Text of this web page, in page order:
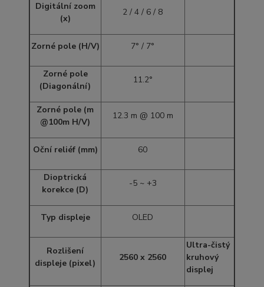
Digitální zoom
(x)
2 / 4 / 6 / 8
Zorné pole (H/V) 7° / 7°
Zorné pole
(Diagonální)
11.2°
Zorné pole (m
@100m H/V)
12.3 m @ 100 m
Oční reliéf (mm) 60
Dioptrická
korekce (D)
-5 ~ +3
Typ displeje OLED
Rozlišení
displeje (pixel)
2560 x 2560
Ultra-čistý
kruhový
displej